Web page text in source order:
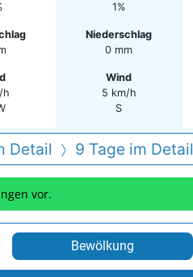
h
1%
Niederschlag
0 mm
Wind
5 km/h
S
Detail 9 Tage im Detail
vor.
Bewölkung